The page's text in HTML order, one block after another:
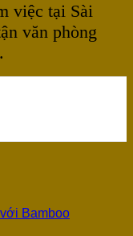
việc tại Sài
văn phòng
Bamboo